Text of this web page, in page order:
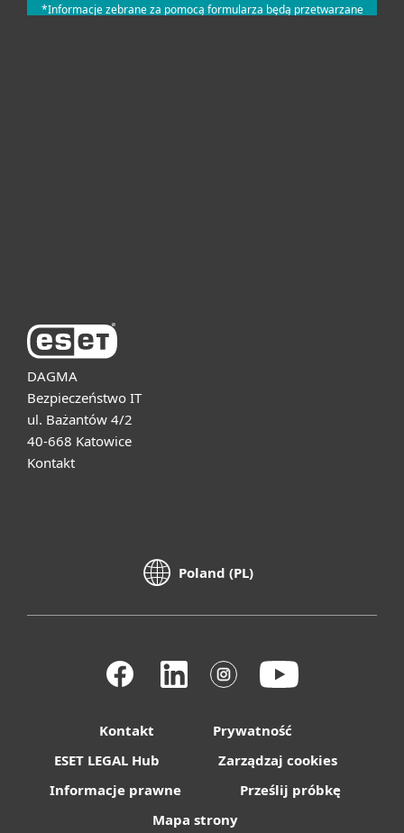
DAGMA
Bezpieczeństwo IT
ul. Bażantów 4/2
40-668 Katowice
Kontakt
Poland (PL)
Kontakt
Prywatność
ESET LEGAL Hub
Zarządzaj cookies
Informacje prawne
Prześlij próbkę
Mapa strony